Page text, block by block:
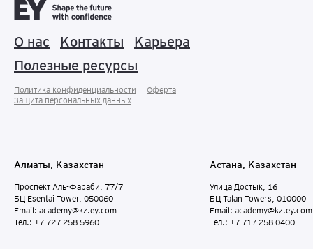
О нас Контакты
Карьера
Полезные ресурсы
Политика конфиденциальности
Оферта
Защита персональных данныx
Алматы, Казахстан
Проспект Аль-Фараби, 77/7
БЦ Esentai Tower, 050060
Email: academy@kz.ey.com
Тел.: +7 727 258 5960
Астана, Казахстан
Улица Достык, 16
БЦ Talan Towers, 010000
Email: academy@kz.ey.com
Тел.: +7 717 258 0400